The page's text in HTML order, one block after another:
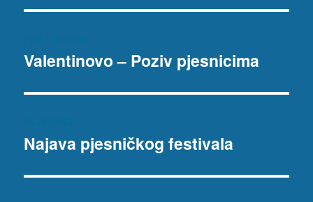
objava
Prethodna
Valentinovo – Poziv pjesnicima
Sljedeća
Najava pjesničkog festivala